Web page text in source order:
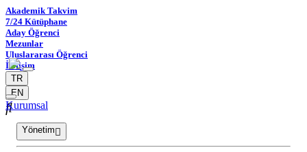
Akademik Takvim
7/24 Kütüphane
Aday Öğrenci
Mezunlar
Uluslararası Öğrenci
İletişim
TR
EN
Kurumsal
Yönetim